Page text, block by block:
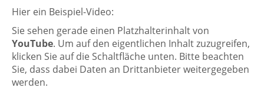
Hier ein Beispiel-Video:
Sie sehen gerade einen Platzhalterinhalt von
YouTube. Um auf den eigentlichen Inhalt zuzugreifen,
klicken Sie auf die Schaltfläche unten. Bitte beachten
Sie, dass dabei Daten an Drittanbieter weitergegeben
werden.